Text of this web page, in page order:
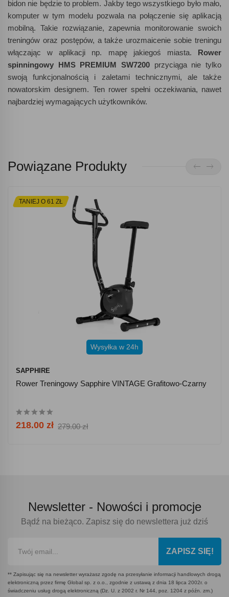
bidon nie będzie to problem. Jakby tego wszystkiego było mało,
komputer w tym modelu pozwala na połączenie się aplikacją
mobilną. Takie rozwiązanie, zapewnia monitorowanie swoich
treningów oraz postępów, a także urozmaicenie sobie treningu
włączając w aplikacji np. mapę jakiegoś miasta. Rower
spinningowy HMS PREMIUM SW7200 przyciąga nie tylko
swoją funkcjonalnością i zaletami technicznymi, ale także
nowatorskim designem. Ten rower spełni oczekiwania, nawet
najbardziej wymagających użytkowników.
Powiązane Produkty
TANIEJ O 61 ZŁ
Wysyłka w 24h
SAPPHIRE
Rower Treningowy Sapphire VINTAGE Grafitowo-Czarny
218.00 zł 279.00 zł
Newsletter - Nowości i promocje
Bądź na bieżąco. Zapisz się do newslettera już dziś
ZAPISZ SIĘ!
** Zapisując się na newsletter wyrażasz zgodę na przesyłanie informacji handlowych drogą
elektroniczną przez firmę Global sp. z o.o., zgodnie z ustawą z dnia 18 lipca 2002r. o
świadczeniu usług drogą elektroniczną (Dz. U. z 2002 r. Nr 144, poz. 1204 z późn. zm.)